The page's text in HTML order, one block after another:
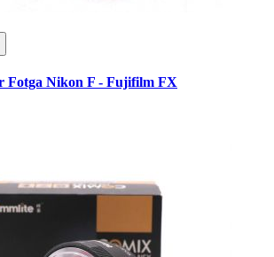
Fotga Nikon F - Fujifilm FX